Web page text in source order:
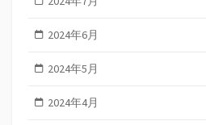
2024年6月
2024年5月
2024年4月